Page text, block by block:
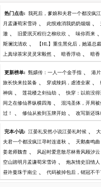
热门点击: 我死后，爹娘和夫君一个都没疯
月孟谦荀宋雪诗 、 此恨难消我奶奶烟烟 、
澈 、 旧爱泯灭程衍之柳欣欣 、 味你而来 、
斯澜沈清欢 、 【HL】重生黑化后，她逼总
上真绿茶宋灵灵宋毅然 、 暗香浮动 、 暗香
更新榜单: 甄嬛传：一人一个金手指 、 港
旅长快来拉装备 、 穿成辣妈，虐渣全家 、
神病 、 莲花楼之剑仙劫 、 快穿：以前没得
间之在修仙界纵横四海 、 混沌圣体，开局
过！ 、 修仙从捡到玉牌开始 、 改写新还珠
完本小说: 江晏礼安然小说江晏礼时候 、
夫君一个都没疯江寻时连道秋 、 天鹅奏鸣曲
姜老师魏杳 、 风起时爱意散尽林青风顾汐云
空山踏明月孟谦荀宋雪诗 、 炮灰情史旧情人
昼许曼珠于南尘 、 代码被掉包后，销冠不